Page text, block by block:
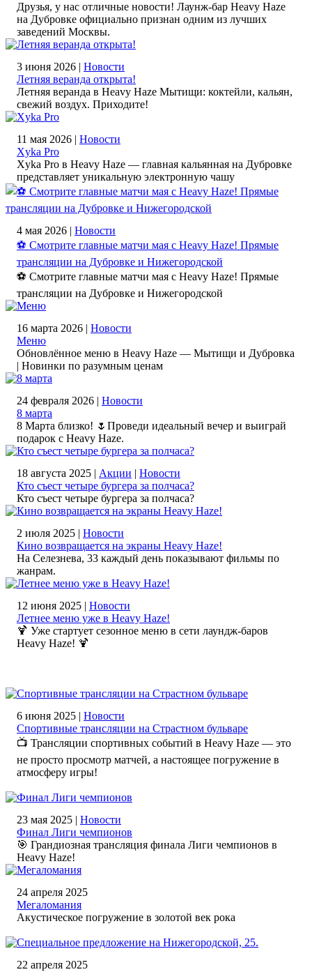
Друзья, у нас отличные новости! Лаунж-бар Heavy Haze
на Дубровке официально признан одним из лучших
заведений Москвы.
3 июня 2026 | Новости
Летняя веранда открыта!
Летняя веранда в Heavy Haze Мытищи: коктейли, кальян,
свежий воздух. Приходите!
11 мая 2026 | Новости
Xyka Pro
Xyka Pro в Heavy Haze — главная кальянная на Дубровке
представляет уникальную электронную чашу
4 мая 2026 | Новости
⚽️ Смотрите главные матчи мая с Heavy Haze! Прямые
трансляции на Дубровке и Нижегородской
⚽️ Смотрите главные матчи мая с Heavy Haze! Прямые
трансляции на Дубровке и Нижегородской
16 марта 2026 | Новости
Меню
Обновлённое меню в Heavy Haze — Мытищи и Дубровка
| Новинки по разумным ценам
24 февраля 2026 | Новости
8 марта
8 Марта близко! 🌷Проведи идеальный вечер и выиграй
подарок с Heavy Haze.
18 августа 2025 | Акции | Новости
Кто съест четыре бургера за полчаса?
Кто съест четыре бургера за полчаса?
2 июля 2025 | Новости
Кино возвращается на экраны Heavy Haze!
На Селезнева, 33 каждый день показывают фильмы по
жанрам.
12 июня 2025 | Новости
Летнее меню уже в Heavy Haze!
🍹 Уже стартует сезонное меню в сети лаундж-баров
Heavy Haze! 🍹
6 июня 2025 | Новости
Спортивные трансляции на Страстном бульваре
📺 Трансляции спортивных событий в Heavy Haze — это
не просто просмотр матчей, а настоящее погружение в
атмосферу игры!
23 мая 2025 | Новости
Финал Лиги чемпионов
🎯 Грандиозная трансляция финала Лиги чемпионов в
Heavy Haze!
24 апреля 2025
Мегаломания
Акустическое погружение в золотой век рока
22 апреля 2025